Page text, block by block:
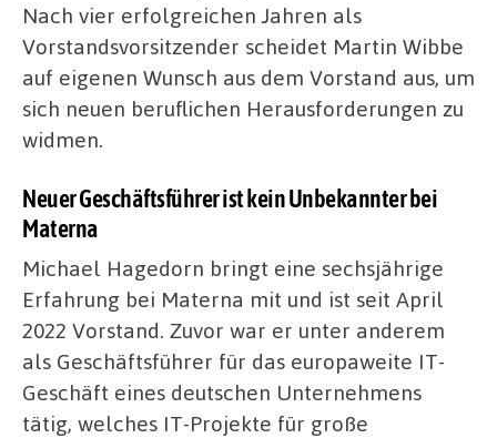
Nach vier erfolgreichen Jahren als
Vorstandsvorsitzender scheidet Martin Wibbe
auf eigenen Wunsch aus dem Vorstand aus, um
sich neuen beruflichen Herausforderungen zu
widmen.
Neuer Geschäftsführer ist kein Unbekannter bei
Materna
Michael Hagedorn bringt eine sechsjährige
Erfahrung bei Materna mit und ist seit April
2022 Vorstand. Zuvor war er unter anderem
als Geschäftsführer für das europaweite IT-
Geschäft eines deutschen Unternehmens
tätig, welches IT-Projekte für große